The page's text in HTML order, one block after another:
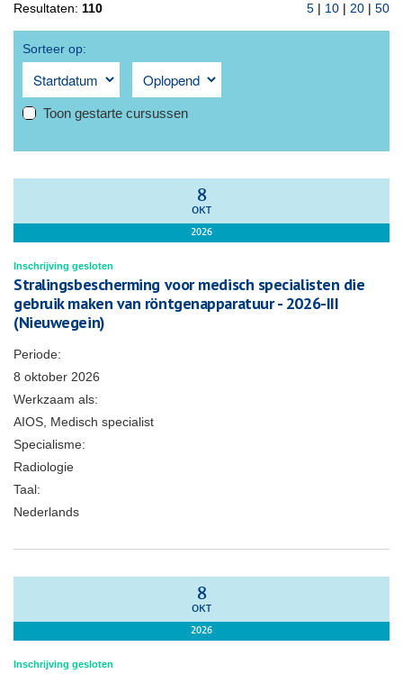
Resultaten: 110 5 | 10 | 20 | 50
Sorteer op:
Toon gestarte cursussen
8
OKT
2026
Inschrijving gesloten
Stralingsbescherming voor medisch specialisten die
gebruik maken van röntgenapparatuur - 2026-III
(Nieuwegein)
Periode:
8 oktober 2026
Werkzaam als:
AIOS, Medisch specialist
Specialisme:
Radiologie
Taal:
Nederlands
8
OKT
2026
Inschrijving gesloten